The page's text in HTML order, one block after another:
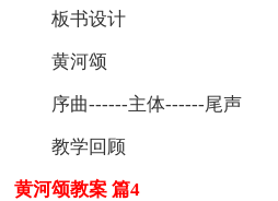
板书设计
黄河颂
序曲------主体------尾声
教学回顾
黄河颂教案 篇4